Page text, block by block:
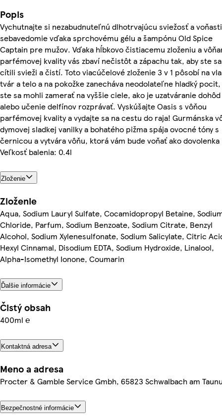
Popis
Vychutnajte si nezabudnuteľnú dlhotrvajúcu sviežosť a
sebavedomie vďaka sprchovému gélu a šampónu Old Spice
Captain pre mužov. Vďaka hĺbkovo čistiacemu zloženiu a
parfémovej kvality vás zbaví nečistôt a zápachu tak, aby ste sa
cítili svieži a čistí. Toto viacúčelové zloženie 3 v 1 pôsobí na
tvár a telo a na pokožke zanecháva neodolateľne hladký pocit,
ste sa mohli zamerať na vyššie ciele, ako je uzatváranie dohôd
alebo učenie delfínov rozprávať. Vyskúšajte Oasis s vôňou
parfémovej kvality a vydajte sa na cestu do raja! Gurmánska
dymovej sladkej vanilky a bohatého pižma spája ovocné tóny s
černicou a vytvára vôňu, ktorá vám bude voňať ako dovolenka
Veľkosť balenia: 0.4l
Zloženie
Zloženie
Aqua, Sodium Lauryl Sulfate, Cocamidopropyl Betaine,
Chloride, Parfum, Sodium Benzoate, Sodium Citrate, Benzyl
Alcohol, Sodium Xylenesulfonate, Sodium Salicylate, Citric
Hexyl Cinnamal, Disodium EDTA, Sodium Hydroxide, Linalool,
Alpha-Isomethyl Ionone, Coumarin
Ďalšie informácie
Čistý obsah
400ml ℮
Kontaktná adresa
Meno a adresa
Procter & Gamble Service Gmbh, 65823 Schwalbach am
Bezpečnostné informácie